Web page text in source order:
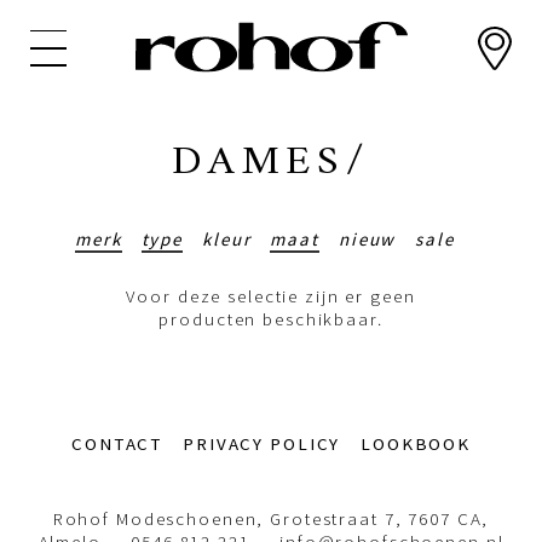
DAMES/
merk type kleur maat nieuw sale
Voor deze selectie zijn er geen
producten beschikbaar.
Footer-CONTACT PRIVACY POLICY LOOKBOOK
Rohof Modeschoenen, Grotestraat 7, 7607 CA,